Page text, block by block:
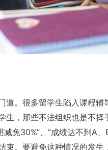
道。很多留学生陷入课程
生，那些不法组织也是不
免30%”、“成绩达不到A
。要避免这种情况的发生